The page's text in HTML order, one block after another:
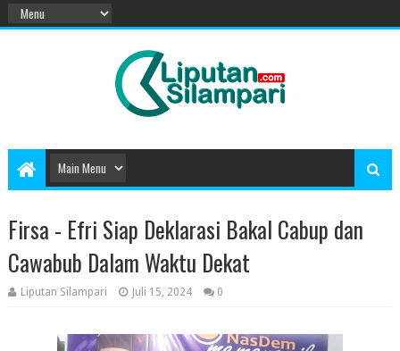
Firsa - Efri Siap Deklarasi Bakal Cabup dan
Cawabub Dalam Waktu Dekat
Liputan Silampari Juli 15, 2024 0